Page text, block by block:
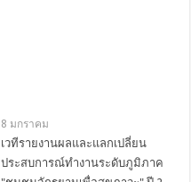
8 มกราคม
เวทีรายงานผลและแลกเปลี่ยน
ประสบการณ์ทำงานระดับภูมิภาค